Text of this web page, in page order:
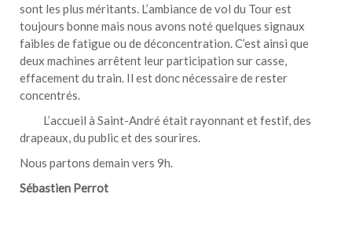
sont les plus méritants. L’ambiance de vol du Tour est
toujours bonne mais nous avons noté quelques signaux
faibles de fatigue ou de déconcentration. C’est ainsi que
deux machines arrêtent leur participation sur casse,
effacement du train. Il est donc nécessaire de rester
concentrés.
L’accueil à Saint-André était rayonnant et festif, des
drapeaux, du public et des sourires.
Nous partons demain vers 9h.
Sébastien Perrot